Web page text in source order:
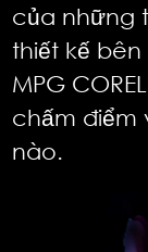
của những
thiết kế
MPG
chấm điểm
nào.